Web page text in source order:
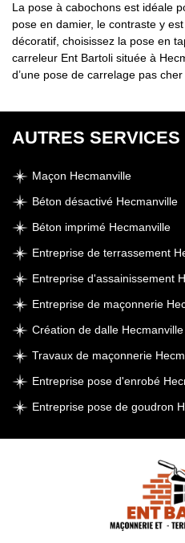
La pose à cabochons est idéale
pose en damier, le contraste y
décoratif, choisissez la pose en
carreleur Ent Bartoli située à
d’une pose de carrelage pas
AUTRES SERVICES
Maçon Hecmanville
Béton désactivé Hecmanville
Béton imprimé Hecmanville
Entreprise de terrassement
Entreprise d'assainissement
Entreprise de maçonnerie
Création de dalle Hecmanville
Travaux de maçonnerie
Entreprise pose d'enrobé
Entreprise pose de goudron